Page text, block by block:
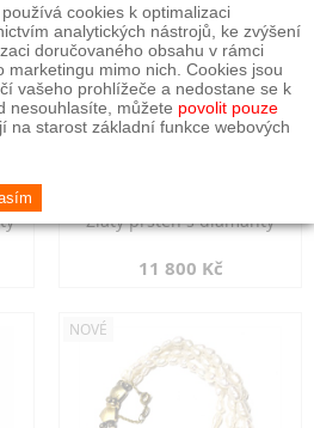
Zlatý prsten s diamanty
11 800 Kč
NOVÉ
cookies k optimalizaci
analytických nástrojů, ke zvýšení
doručovaného obsahu v rámci
marketingu mimo nich. Cookies jsou
vašeho prohlížeče a nedostane se k
nesouhlasíte, můžete povolit pouze
na starost základní funkce webových